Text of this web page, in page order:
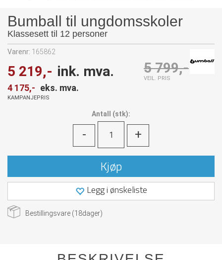
Bumball til ungdomsskoler
Klassesett til 12 personer
Varenr: 165862
5 219,- ink. mva.
4 175,- eks. mva.
KAMPANJEPRIS
5 799,-
VEIL. PRIS
Antall (stk):
- +
Kjøp
Legg i ønskeliste
Bestillingsvare (18dager)